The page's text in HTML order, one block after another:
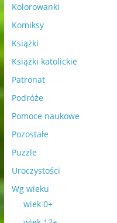
Kolorowanki
Komiksy
Książki
Książki katolickie
Patronat
Podróże
Pomoce naukowe
Pozostałe
Puzzle
Uroczystości
Wg wieku
wiek 0+